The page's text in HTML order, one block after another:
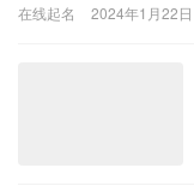
在线起名 2024年1月22日